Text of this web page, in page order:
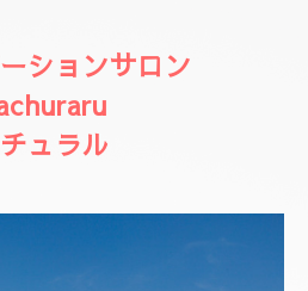
ションサロン
ュラル